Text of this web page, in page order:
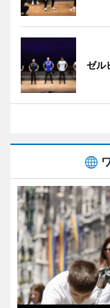
ゼル